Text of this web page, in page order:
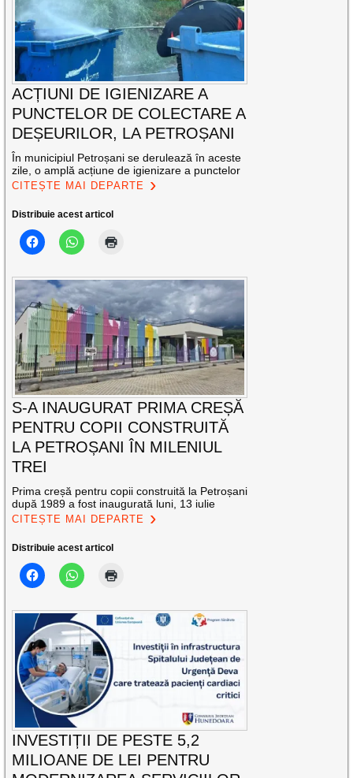
ACȚIUNI DE IGIENIZARE A
PUNCTELOR DE COLECTARE A
DEȘEURILOR, LA PETROȘANI
În municipiul Petroșani se derulează în aceste
zile, o amplă acțiune de igienizare a punctelor
CITEȘTE MAI DEPARTE
Distribuie acest articol
S-A INAUGURAT PRIMA CREȘĂ
PENTRU COPII CONSTRUITĂ
LA PETROȘANI ÎN MILENIUL
TREI
Prima creșă pentru copii construită la Petroșani
după 1989 a fost inaugurată luni, 13 iulie
CITEȘTE MAI DEPARTE
Distribuie acest articol
INVESTIȚII DE PESTE 5,2
MILIOANE DE LEI PENTRU